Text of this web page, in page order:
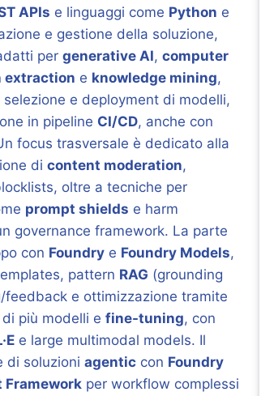
APIs e linguaggi come Python e
e gestione della soluzione,
per generative AI, computer
extraction e knowledge mining,
e deployment di modelli,
in pipeline CI/CD, anche con
focus trasversale è dedicato alla
di content moderation,
oltre a tecniche per
prompt shields e harm
governance framework. La parte
con Foundry e Foundry Models,
pattern RAG (grounding
e ottimizzazione tramite
più modelli e fine-tuning, con
e large multimodal models. Il
di soluzioni agentic con Foundry
per workflow complessi